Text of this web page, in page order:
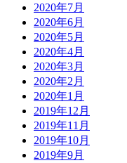
2020年7月
2020年6月
2020年5月
2020年4月
2020年3月
2020年2月
2020年1月
2019年12月
2019年11月
2019年10月
2019年9月